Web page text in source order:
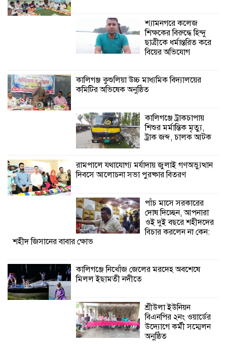
ইসলামের সবচেয়ে
বেশি ক্ষতি করেছে
জামায়াত: নুরুল হক
পাঁচ মাসে সরকারের দোষ দিচ্ছেন, আপনারা
কালিগঞ্জে নিখোঁজ জেলের মরদেহ অবশেষে
মিলল ইছামতী নদীতে
শ্রীউলা ইউনিয়ন
অনুষ্ঠিত
শ্যামনগরে কলেজ
শিক্ষকের বিরুদ্ধে হিন্দু
ছাত্রীকে ধর্মান্তরিত করে
বিয়ের অভিযোগ
কালিগঞ্জ কুশুলিয়া উচ্চ মাধ্যমিক বিদ্যালয়ের
কমিটির অভিষেক অনুষ্ঠিত
কালিগঞ্জে ট্রাকচাপায়
শিশুর মর্মান্তিক মৃত্যু,
ট্রাক জব্দ, চালক আটক
রামপালে যথাযোগ্য মর্যাদায় জুলাই গণঅভ্যুত্থান
দিবসে আলোচনা সভা পুরষ্কার বিতরণ
পাঁচ মাসে সরকারের
দোষ দিচ্ছেন, আপনারা
ওই দুই বছরে শহীদদের
বিচার করলেন না কেন:
শহীদ জিসানের বাবার ক্ষোভ
কালিগঞ্জে নিখোঁজ জেলের মরদেহ অবশেষে
মিলল ইছামতী নদীতে
শ্রীউলা ইউনিয়ন
বিএনপির ২নং ওয়ার্ডের
উদ্যোগে কর্মী সম্মেলন
অনুষ্ঠিত